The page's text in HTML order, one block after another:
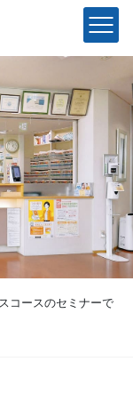
コースのセミナーで